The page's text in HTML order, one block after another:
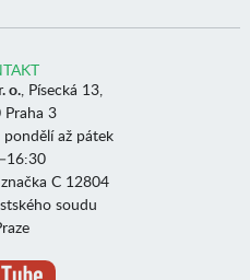
o., Písecká 13,
3
až pátek
C 12804
soudu